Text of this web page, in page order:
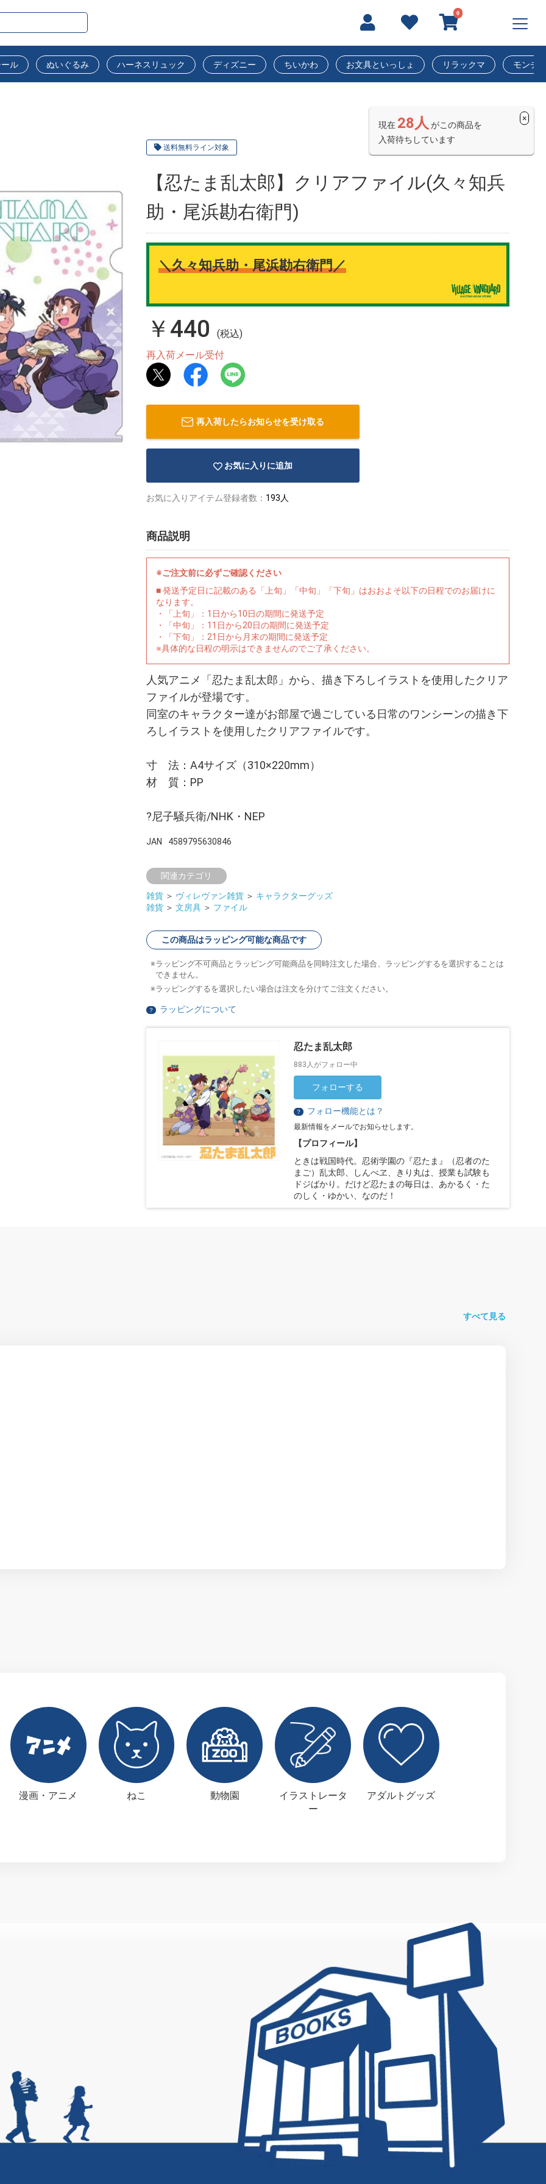
0
ル ぬいぐるみ ハーネスリュック ディズニー ちいかわ お文具といっしょ リラックマ モンチ
現在 28人 がこの商品を
入荷待ちしています
×
送料無料ライン対象
【忍たま乱太郎】クリアファイル(久々知兵
助・尾浜勘右衛門)
＼久々知兵助・尾浜勘右衛門／
￥440
(税込)
再入荷メール受付
再入荷したらお知らせを受け取る
お気に入りに追加
お気に入りアイテム登録者数： 193人
商品説明
※ご注文前に必ずご確認ください
■ 発送予定日に記載のある「上旬」「中旬」「下旬」はおおよそ以下の日程でのお届けに
なります。
・「上旬」：1日から10日の期間に発送予定
・「中旬」：11日から20日の期間に発送予定
・「下旬」：21日から月末の期間に発送予定
※具体的な日程の明示はできませんのでご了承ください。
人気アニメ「忍たま乱太郎」から、描き下ろしイラストを使用したクリア
ファイルが登場です。
同室のキャラクター達がお部屋で過ごしている日常のワンシーンの描き下
ろしイラストを使用したクリアファイルです。
寸 法：A4サイズ（310×220mm）
材 質：PP
?尼子騒兵衛/NHK・NEP
JAN 4589795630846
関連カテゴリ
雑貨 ＞ ヴィレヴァン雑貨 ＞ キャラクターグッズ
雑貨 ＞ 文房具 ＞ ファイル
この商品はラッピング可能な商品です
ラッピング不可商品とラッピング可能商品を同時注文した場合、ラッピングするを選択することは
できません。
ラッピングするを選択したい場合は注文を分けてご注文ください。
？ ラッピングについて
忍たま乱太郎
883人がフォロー中
フォローする
？ フォロー機能とは？
最新情報をメールでお知らせします。
【プロフィール】
ときは戦国時代。忍術学園の『忍たま』（忍者のた
まご）乱太郎、しんべヱ、きり丸は、授業も試験も
ドジばかり。だけど忍たまの毎日は、あかるく・た
のしく・ゆかい、なのだ！
すべて見る
漫画・アニメ ねこ 動物園
イラストレータ
ー
アダルトグッズ